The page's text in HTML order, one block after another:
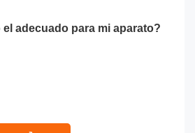
adecuado para mi aparato?